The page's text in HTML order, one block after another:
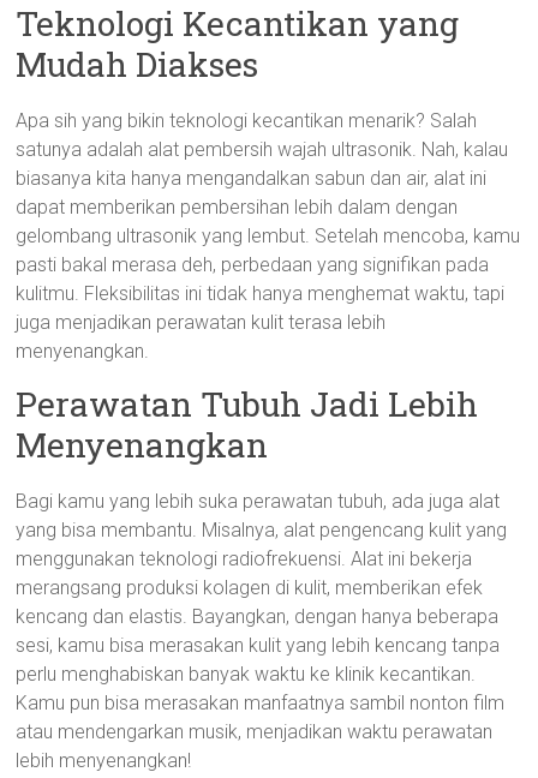
Teknologi Kecantikan yang
Mudah Diakses
Apa sih yang bikin teknologi kecantikan menarik? Salah
satunya adalah alat pembersih wajah ultrasonik. Nah, kalau
biasanya kita hanya mengandalkan sabun dan air, alat ini
dapat memberikan pembersihan lebih dalam dengan
gelombang ultrasonik yang lembut. Setelah mencoba, kamu
pasti bakal merasa deh, perbedaan yang signifikan pada
kulitmu. Fleksibilitas ini tidak hanya menghemat waktu, tapi
juga menjadikan perawatan kulit terasa lebih
menyenangkan.
Perawatan Tubuh Jadi Lebih
Menyenangkan
Bagi kamu yang lebih suka perawatan tubuh, ada juga alat
yang bisa membantu. Misalnya, alat pengencang kulit yang
menggunakan teknologi radiofrekuensi. Alat ini bekerja
merangsang produksi kolagen di kulit, memberikan efek
kencang dan elastis. Bayangkan, dengan hanya beberapa
sesi, kamu bisa merasakan kulit yang lebih kencang tanpa
perlu menghabiskan banyak waktu ke klinik kecantikan.
Kamu pun bisa merasakan manfaatnya sambil nonton film
atau mendengarkan musik, menjadikan waktu perawatan
lebih menyenangkan!